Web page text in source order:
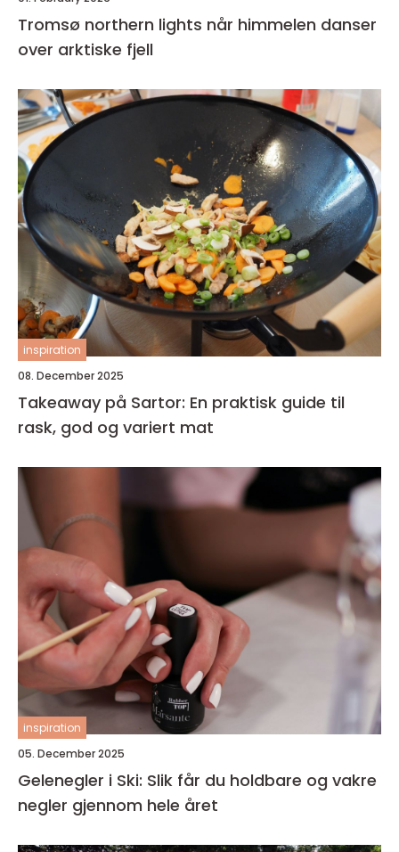
Tromsø northern lights når himmelen danser
over arktiske fjell
inspiration
08. December 2025
Takeaway på Sartor: En praktisk guide til
rask, god og variert mat
inspiration
05. December 2025
Gelenegler i Ski: Slik får du holdbare og vakre
negler gjennom hele året